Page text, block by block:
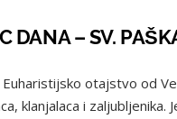
DANA – SV.
otajstvo od
klanjalaca i zaljubljenika.